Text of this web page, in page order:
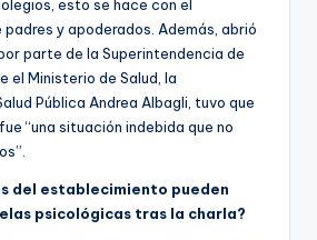
esto se hace con el
y apoderados. Además, abrió
parte de la Superintendencia de
el Ministerio de Salud, la
Pública Andrea Albagli, tuvo que
“una situación indebida que no
del establecimiento pueden
psicológicas tras la charla?